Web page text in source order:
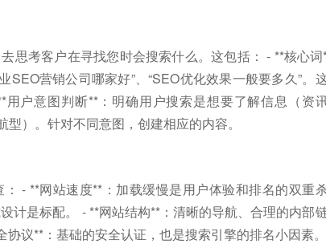
思考客户在寻找您时会搜索什么。这包括： - **核心词
SEO营销公司哪家好”、“SEO优化效果一般要多久”。
户意图判断**：明确用户搜索是想要了解信息（资
）。针对不同意图，创建相应的内容。
- **网站速度**：加载缓慢是用户体验和排名的双重
计是标配。 - **网站结构**：清晰的导航、合理的内部
议**：基础的安全认证，也是搜索引擎的排名小因素。